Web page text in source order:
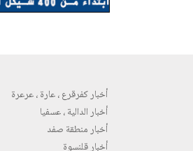
أخبار كفرقرع ، عارة ، عرعرة
أخبار الدالية ، عسفيا
أخبار منطقة صفد
أخبار قلنسوة